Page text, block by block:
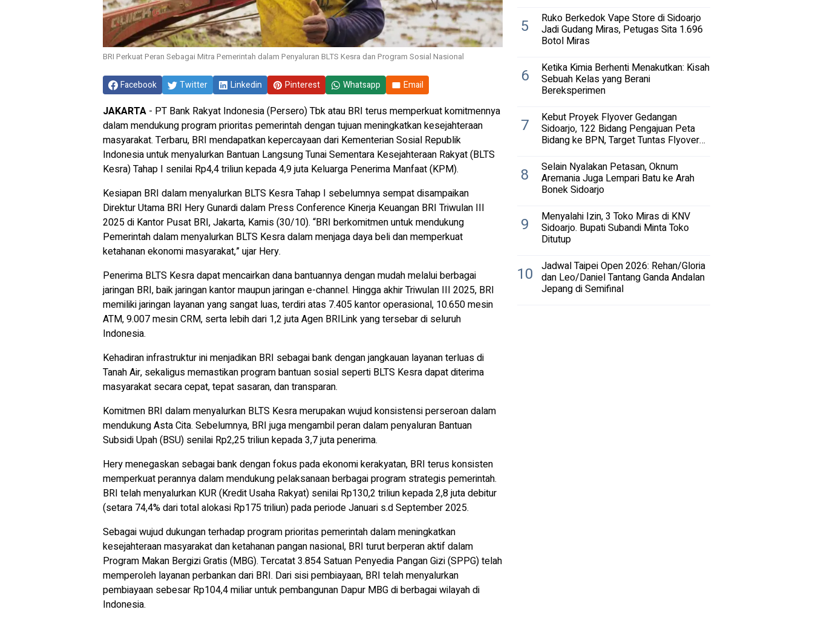
BRI Perkuat Peran Sebagai Mitra Pemerintah dalam Penyaluran BLTS Kesra dan Program Sosial Nasional
Facebook Twitter Linkedin Pinterest Whatsapp Email
JAKARTA - PT Bank Rakyat Indonesia (Persero) Tbk atau BRI terus memperkuat komitmennya
dalam mendukung program prioritas pemerintah dengan tujuan meningkatkan kesejahteraan
masyarakat. Terbaru, BRI mendapatkan kepercayaan dari Kementerian Sosial Republik
Indonesia untuk menyalurkan Bantuan Langsung Tunai Sementara Kesejahteraan Rakyat (BLTS
Kesra) Tahap I senilai Rp4,4 triliun kepada 4,9 juta Keluarga Penerima Manfaat (KPM).
Kesiapan BRI dalam menyalurkan BLTS Kesra Tahap I sebelumnya sempat disampaikan
Direktur Utama BRI Hery Gunardi dalam Press Conference Kinerja Keuangan BRI Triwulan III
2025 di Kantor Pusat BRI, Jakarta, Kamis (30/10). “BRI berkomitmen untuk mendukung
Pemerintah dalam menyalurkan BLTS Kesra dalam menjaga daya beli dan memperkuat
ketahanan ekonomi masyarakat,” ujar Hery.
Penerima BLTS Kesra dapat mencairkan dana bantuannya dengan mudah melalui berbagai
jaringan BRI, baik jaringan kantor maupun jaringane-channel. Hingga akhir Triwulan III 2025, BRI
memiliki jaringan layanan yang sangat luas, terdiri atas 7.405 kantor operasional, 10.650 mesin
ATM, 9.007 mesin CRM, serta lebih dari 1,2 juta Agen BRILink yang tersebar di seluruh
Indonesia.
Kehadiran infrastruktur ini menjadikan BRI sebagai bank dengan jangkauan layanan terluas di
Tanah Air, sekaligus memastikan program bantuan sosial seperti BLTS Kesra dapat diterima
masyarakat secara cepat, tepat sasaran, dan transparan.
Komitmen BRI dalam menyalurkan BLTS Kesra merupakan wujud konsistensi perseroan dalam
mendukung Asta Cita. Sebelumnya, BRI juga mengambil peran dalam penyaluran Bantuan
Subsidi Upah (BSU) senilai Rp2,25 triliun kepada 3,7 juta penerima.
Hery menegaskan sebagai bank dengan fokus pada ekonomi kerakyatan, BRI terus konsisten
memperkuat perannya dalam mendukung pelaksanaan berbagai program strategis pemerintah.
BRI telah menyalurkan KUR (Kredit Usaha Rakyat) senilai Rp130,2 triliun kepada 2,8 juta debitur
(setara 74,4% dari total alokasi Rp175 triliun) pada periode Januari s.d September 2025.
Sebagai wujud dukungan terhadap program prioritas pemerintah dalam meningkatkan
kesejahteraan masyarakat dan ketahanan pangan nasional, BRI turut berperan aktif dalam
Program Makan Bergizi Gratis (MBG). Tercatat 3.854 Satuan Penyedia Pangan Gizi (SPPG) telah
memperoleh layanan perbankan dari BRI. Dari sisi pembiayaan, BRI telah menyalurkan
pembiayaan sebesar Rp104,4 miliar untuk pembangunan Dapur MBG di berbagai wilayah di
Indonesia.
5 Ruko Berkedok Vape Store di Sidoarjo
Jadi Gudang Miras, Petugas Sita 1.696
Botol Miras
6 Ketika Kimia Berhenti Menakutkan: Kisah
Sebuah Kelas yang Berani
Bereksperimen
7 Kebut Proyek Flyover Gedangan
Sidoarjo, 122 Bidang Pengajuan Peta
Bidang ke BPN, Target Tuntas Flyover
8 Selain Nyalakan Petasan, Oknum
Aremania Juga Lempari Batu ke Arah
Bonek Sidoarjo
9 Menyalahi Izin, 3 Toko Miras di KNV
Sidoarjo. Bupati Subandi Minta Toko
Ditutup
10 Jadwal Taipei Open 2026: Rehan/Gloria
dan Leo/Daniel Tantang Ganda Andalan
Jepang di Semifinal